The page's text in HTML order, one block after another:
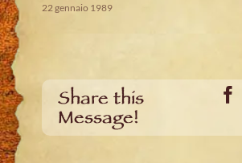
22 gennaio 1989
Share this
Message!